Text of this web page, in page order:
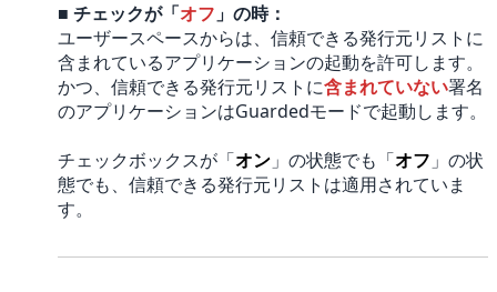
■ チェックが「オフ 」の時：
ユーザースペースからは、信頼できる発行元リストに
含まれているアプリケーションの起動を許可します。
かつ、信頼できる発行元リストに含まれていない署名
のアプリケーションはGuardedモードで起動します。
チェックボックスが「オン 」の状態でも「オフ 」の状
態でも、信頼できる発行元リストは適用されていま
す。